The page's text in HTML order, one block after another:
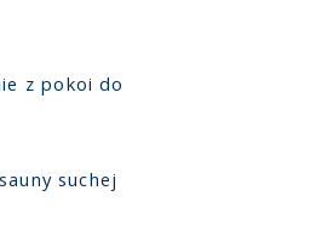
z pokoi do
suchej